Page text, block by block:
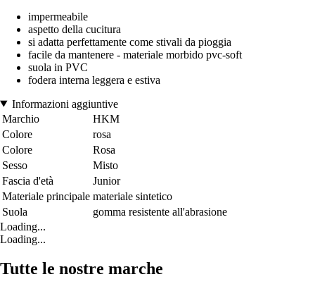
impermeabile
aspetto della cucitura
si adatta perfettamente come stivali da pioggia
facile da mantenere - materiale morbido pvc-soft
suola in PVC
fodera interna leggera e estiva
Informazioni aggiuntive
Marchio
HKM
Colore
rosa
Colore
Rosa
Sesso
Misto
Fascia d'età
Junior
Materiale principale materiale sintetico
Suola
gomma resistente all'abrasione
Loading...
Loading...
Tutte le nostre marche